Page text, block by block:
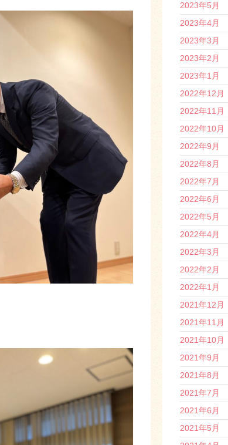
2023年5月
2023年4月
2023年3月
2023年2月
2023年1月
2022年12月
2022年11月
2022年10月
2022年9月
2022年8月
2022年7月
2022年6月
2022年5月
2022年4月
2022年3月
2022年2月
2022年1月
2021年12月
2021年11月
2021年10月
2021年9月
2021年8月
2021年7月
2021年6月
2021年5月